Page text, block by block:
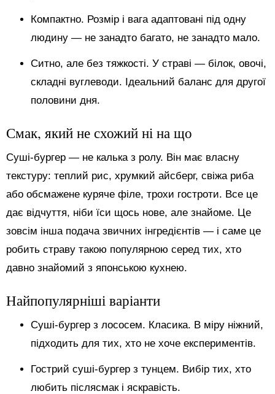
Компактно. Розмір і вага адаптовані під одну
людину — не занадто багато, не занадто мало.
Ситно, але без тяжкості. У страві — білок, овочі,
складні вуглеводи. Ідеальний баланс для другої
половини дня.
Смак, який не схожий ні на що
Суші-бургер — не калька з ролу. Він має власну
текстуру: теплий рис, хрумкий айсберг, свіжа риба
або обсмажене куряче філе, трохи гостроти. Все це
дає відчуття, ніби їси щось нове, але знайоме. Це
зовсім інша подача звичних інгредієнтів — і саме це
робить страву такою популярною серед тих, хто
давно знайомий з японською кухнею.
Найпопулярніші варіанти
Суші-бургер з лососем. Класика. В міру ніжний,
підходить для тих, хто не хоче експериментів.
Гострий суші-бургер з тунцем. Вибір тих, хто
любить післясмак і яскравість.